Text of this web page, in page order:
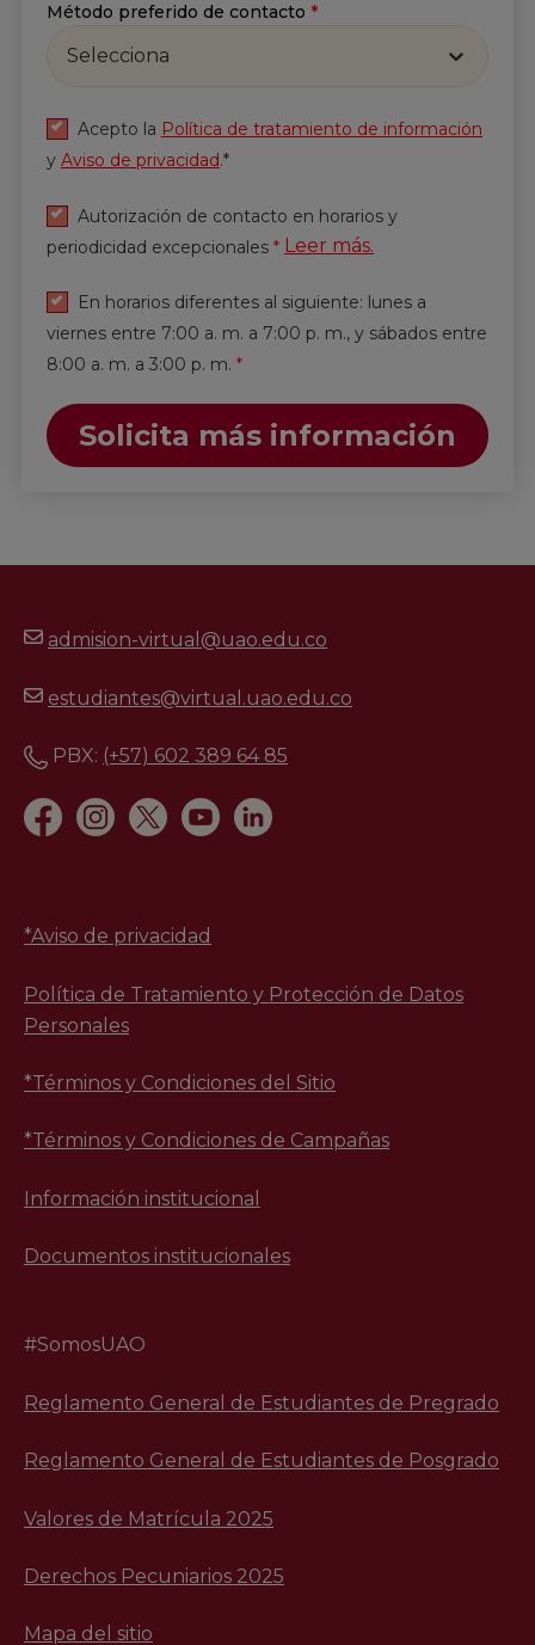
Método preferido de contacto *
Selecciona
Acepto la Política de tratamiento de información
y Aviso de privacidad.*
Autorización de contacto en horarios y
periodicidad excepcionales * Leer más.
En horarios diferentes al siguiente: lunes a
viernes entre 7:00 a. m. a 7:00 p. m., y sábados entre
8:00 a. m. a 3:00 p. m. *
Solicita más información
admision-virtual@uao.edu.co
estudiantes@virtual.uao.edu.co
PBX: (+57) 602 389 64 85
*Aviso de privacidad
Política de Tratamiento y Protección de Datos
Personales
*Términos y Condiciones del Sitio
*Términos y Condiciones de Campañas
Información institucional
Documentos institucionales
#SomosUAO
Reglamento General de Estudiantes de Pregrado
Reglamento General de Estudiantes de Posgrado
Valores de Matrícula 2025
Derechos Pecuniarios 2025
Mapa del sitio